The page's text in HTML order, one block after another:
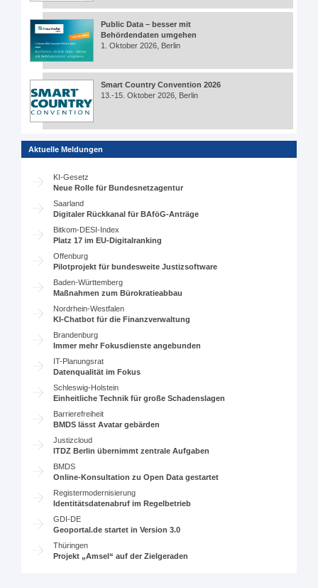
Public Data – besser mit
Behördendaten umgehen
1. Oktober 2026, Berlin
Smart Country Convention 2026
13.-15. Oktober 2026, Berlin
Aktuelle Meldungen
KI-Gesetz
Neue Rolle für Bundesnetzagentur
Saarland
Digitaler Rückkanal für BAföG-Anträge
Bitkom-DESI-Index
Platz 17 im EU-Digitalranking
Offenburg
Pilotprojekt für bundesweite Justizsoftware
Baden-Württemberg
Maßnahmen zum Bürokratieabbau
Nordrhein-Westfalen
KI-Chatbot für die Finanzverwaltung
Brandenburg
Immer mehr Fokusdienste angebunden
IT-Planungsrat
Datenqualität im Fokus
Schleswig-Holstein
Einheitliche Technik für große Schadenslagen
Barrierefreiheit
BMDS lässt Avatar gebärden
Justizcloud
ITDZ Berlin übernimmt zentrale Aufgaben
BMDS
Online-Konsultation zu Open Data gestartet
Registermodernisierung
Identitätsdatenabruf im Regelbetrieb
GDI-DE
Geoportal.de startet in Version 3.0
Thüringen
Projekt „Amsel“ auf der Zielgeraden